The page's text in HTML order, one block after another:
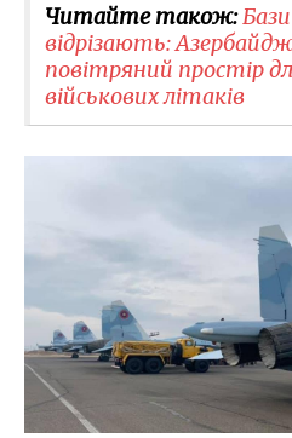
Читайте також:
відрізають:
повітряний простір
військових літаків